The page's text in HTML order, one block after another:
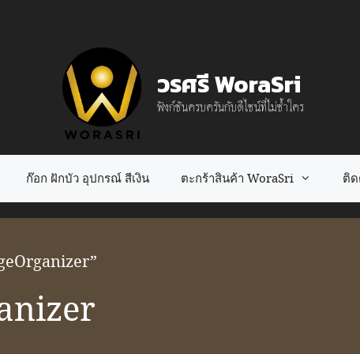
วรศรี WoraSri
ฟังก์ชันครบครันกับดีไซน์ที่ไม่ซ้ำใคร
ก๊อก ฝักบัว อุปกรณ์ สีเงิน ตะกร้าสินค้า WoraSri ติ